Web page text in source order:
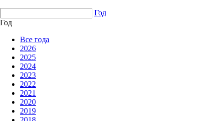
Год
Год
Все года
2026
2025
2024
2023
2022
2021
2020
2019